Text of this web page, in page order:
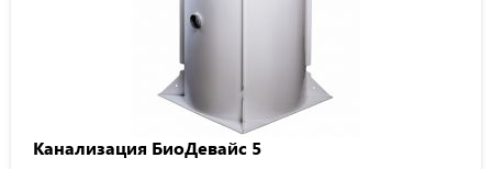
Канализация БиоДевайс 5